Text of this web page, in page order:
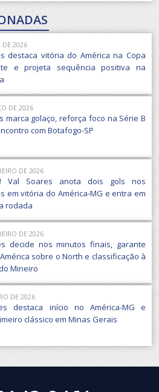
DE 2026
destaca vitória do América na Copa
e projeta sequência positiva na
DE 2026
marca golaço, reforça foco na Série B
com Botafogo-SP
DE 2026
Val Soares anota dois gols nos
em vitória do América-MG e entra em
rodada
DE 2026
decide nos minutos finais, garante
sobre o North e classificação à
Mineiro
DE 2026
destaca início no América-MG e
clássico em Minas Gerais